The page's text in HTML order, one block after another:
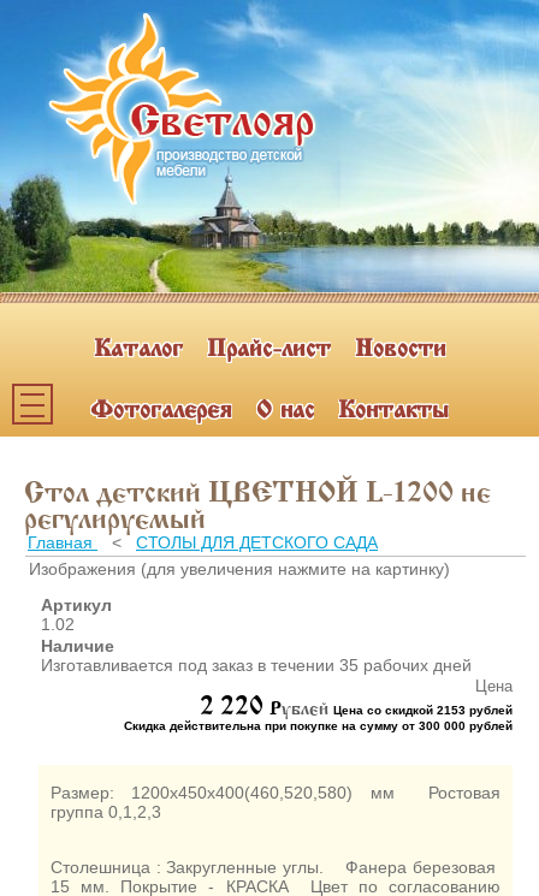
Каталог Прайс-лист Новости
Фотогалерея О нас Контакты
Каталог мебели
ПОЛКИ НАВЕСНЫЕ (2)
ШКАФЫ ДЛЯ КАБИНЕТОВ
И ОФИСОВ (95)
СТОЛЫ ДЛЯ КАБИНЕТОВ И
ОФИСОВ (59)
КРОВАТИ ДЛЯ ДЕТСКОГО
САДА (65)
МАТРАСЫ ДЛЯ ДЕТСКИХ
КРОВАТЕЙ (6)
СТУЛЬЯ И СКАМЕЙКИ ДЛЯ
ШКАФЫ В РАЗДЕВАЛКУ
ДЛЯ ДЕТСКОГО САДА (39)
Стол детский ЦВЕТНОЙ L-1200 не
регулируемый
Главная < СТОЛЫ ДЛЯ ДЕТСКОГО САДА
Изображения (для увеличения нажмите на картинку)
Артикул
1.02
Наличие
Изготавливается под заказ в течении 35 рабочих дней
Цена
2 220 Pублей Цена со скидкой 2153 рублей
Скидка действительна при покупке на сумму от 300 000 рублей
Размер: 1200х450х400(460,520,580) мм Ростовая
группа 0,1,2,3
Столешница : Закругленные углы. Фанера березовая
15 мм. Покрытие - КРАСКА Цвет по согласованию